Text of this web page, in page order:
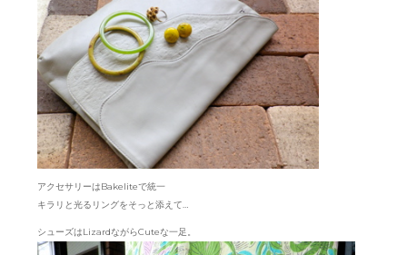
アクセサリーはBakeliteで統一
キラリと光るリングをそっと添えて…
シューズはLizardながらCuteな一足。